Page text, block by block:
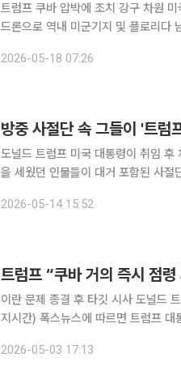
트럼프 쿠바 압박에 조치 강구 차원 미국과 쿠바 간 긴장 상황이 지속되는 가운데 쿠바가 수백 대의
드론으로 역내 미군기지 및 플로리다
이를 통해 유사 시 관타나모에 있는
2026-05-18 07:26
방중 사절단 속 그들이 '트럼
도널드 트럼프 미국 대통령이 취임
을 세웠던 인물들이 대거 포함된 사절단이
머스크 테슬라 최고경영자(CEO) 등
2026-05-14 15:52
트럼프 “쿠바 거의 즉시 점
이란 문제 종결 후 타깃 시사 도널드 트
지시간) 폭스뉴스에 따르면 트럼프
카 전 하원의원을 비롯한 참석자들에
2026-05-03 17:13